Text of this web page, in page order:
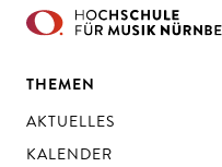
THEMEN
AKTUELLES
KALENDER